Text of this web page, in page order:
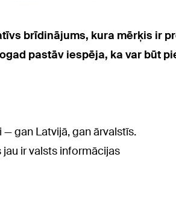
brīdinājums, kura mērķis ir
pastāv iespēja, ka var būt
gan Latvijā, gan ārvalstīs.
ir valsts informācijas